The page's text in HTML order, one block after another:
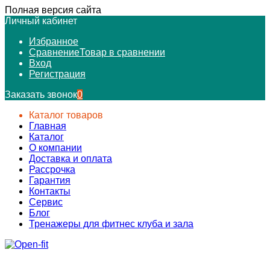
Полная версия сайта
Личный кабинет
Избранное
СравнениеТовар в сравнении
Вход
Регистрация
Заказать звонок0
Каталог товаров
Главная
Каталог
О компании
Доставка и оплата
Рассрочка
Гарантия
Контакты
Сервис
Блог
Тренажеры для фитнес клуба и зала